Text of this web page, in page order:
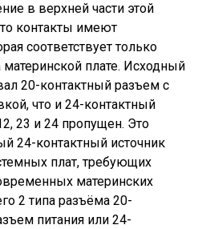
в верхней части этой
контакты имеют
соответствует только
плате. Исходный
20-контактный разъем с
что и 24-контактный
23 и 24 пропущен. Это
24-контактный источник
плат, требующих
материнских
2 типа разъёма 20-
питания или 24-